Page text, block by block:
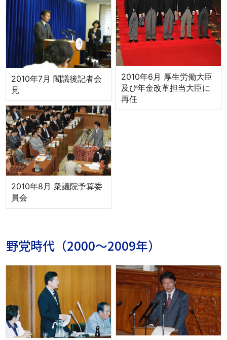
2010年6月 厚生労働大臣
及び年金改革担当大臣に
再任
2010年7月 閣議後記者会
見
2010年8月 衆議院予算委
員会
野党時代（2000～2009年）